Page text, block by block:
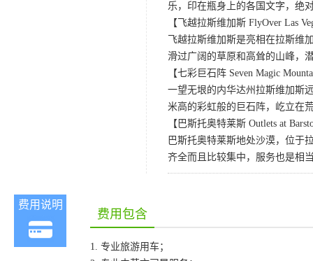
乐，印在瓶身上的各国文字，绝
【飞越拉斯维加斯 FlyOver Las
飞越拉斯维加斯是亮相在拉斯
滑过广阔的草原和高耸的山峰，
【七彩巨石阵 Seven Magic
一望无垠的内华达州拉斯维加斯
米高的彩虹般的巨石阵，屹立在
【巴斯托奥特莱斯 Outlets at
巴斯托奥特莱斯地处沙漠，位于
齐全而且比较集中，服务也是相
费用说明
费用包含
1. 专业旅游用车；